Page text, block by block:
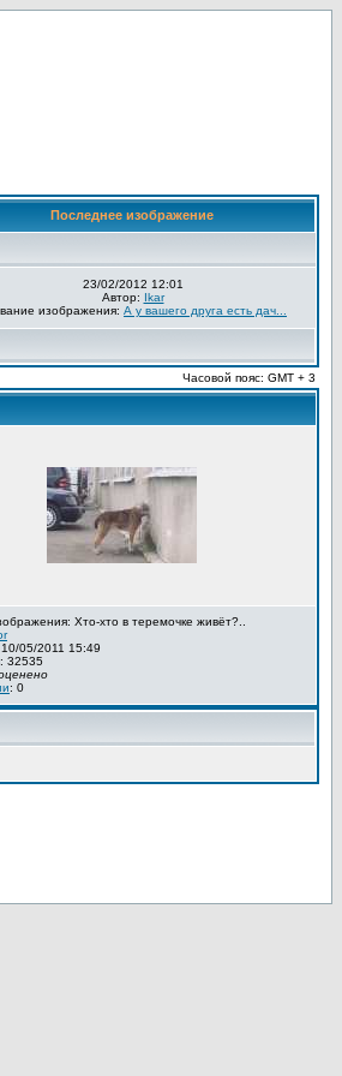
Последнее изображение
23/02/2012 12:01
Автор: Ikar
изображения: А у вашего друга есть дач...
Часовой пояс: GMT + 3
Хто-хто в теремочке живёт?..
05/2011 15:49
32535
: 0